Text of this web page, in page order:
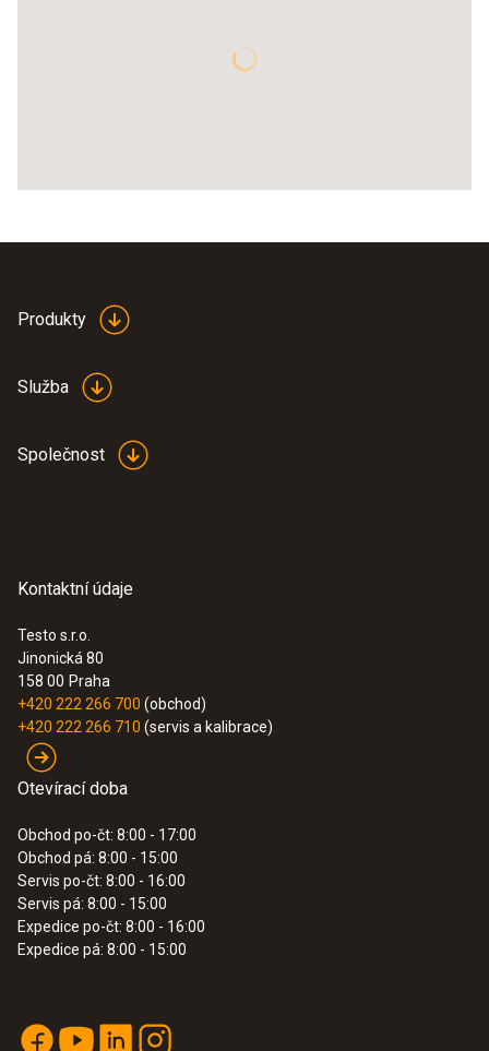
Produkty
Služba
Společnost
Kontaktní údaje
Testo s.r.o.
Jinonická 80
158 00 Praha
+420 222 266 700 (obchod)
+420 222 266 710 (servis a kalibrace)
Otevírací doba
Obchod po-čt: 8:00 - 17:00
Obchod pá: 8:00 - 15:00
Servis po-čt: 8:00 - 16:00
Servis pá: 8:00 - 15:00
Expedice po-čt: 8:00 - 16:00
Expedice pá: 8:00 - 15:00